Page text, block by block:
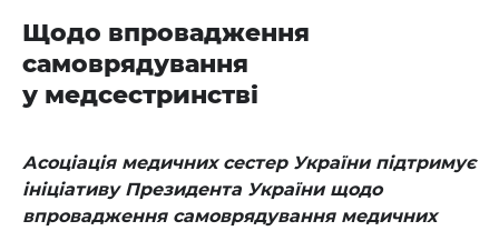
Щодо впровадження
самоврядування
у медсестринстві
Асоціація медичних сестер України підтримує
ініціативу Президента України щодо
впровадження самоврядування медичних